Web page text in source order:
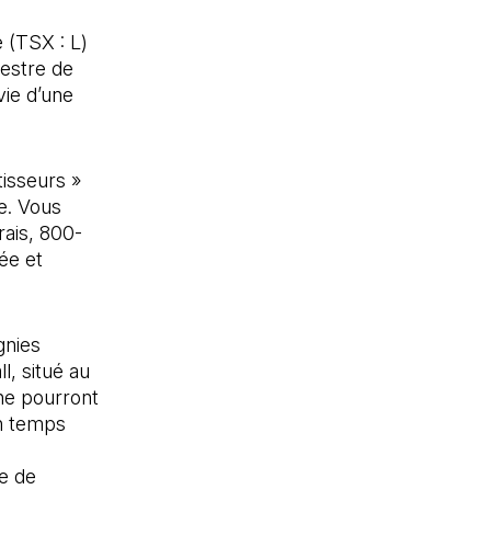
(TSX : L)
de
d’une
»
Vous
800-
et
situé au
pourront
temps
un nouvel onglet)
de